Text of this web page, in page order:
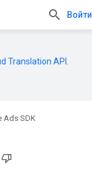
Войти
Translation API
Ads SDK